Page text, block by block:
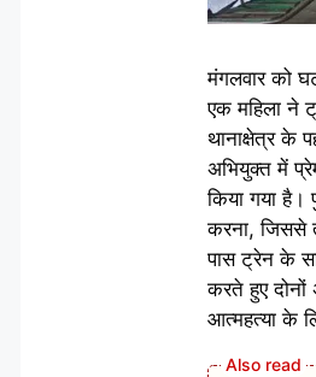
मंगलवार को
एक महिला ने
थानाक्षेत्र के
अभियुक्त में प्रेम
किया गया
करना, जिससे
पास ट्रेन के
करते हुए दोनों
आत्महत्या के